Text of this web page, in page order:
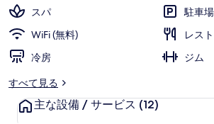
ギ
ャ
ラ
リ
スパ
駐車
WiFi (無料)
レス
冷房
ジム
すべて見る
主な設備 / サービス (12)